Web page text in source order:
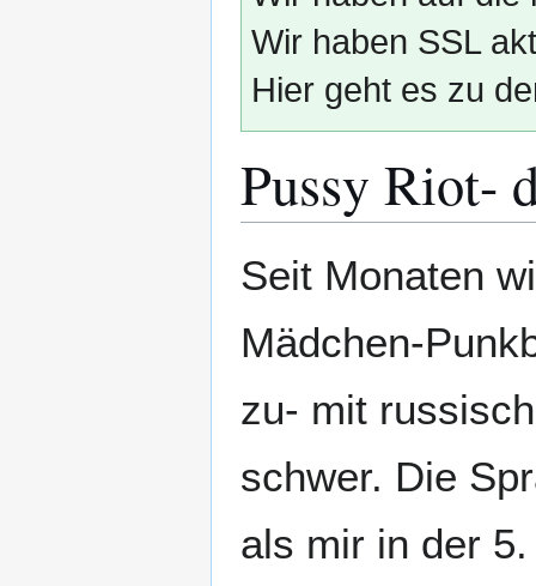
Wir haben SSL
Hier geht es zu
Pussy Riot-
Navigation
Suche
Seit Monaten
Mädchen-
zu- mit
schwer. Die
als mir in der